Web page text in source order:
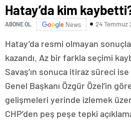
Hatay’da kim
ABONE OL News 24 Temmuz
Hatay’da resmi olmayan
kazandı. Az bir farkla seçimi
Savaş’ın sonuca itiraz süreci
Genel Başkanı Özgür Özel’in
gelişmeleri yerinde izlemek
CHP’den peş peşe tepki